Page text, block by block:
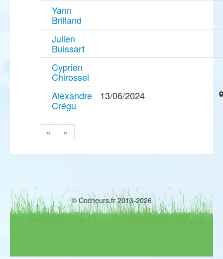
Yann
Brilland
Julien
Buissart
Cyprien
Chirossel
Alexandre
Crégu
13/06/2024
« »
© Cocheurs.fr 2013-2026